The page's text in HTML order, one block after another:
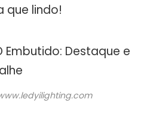
que lindo!